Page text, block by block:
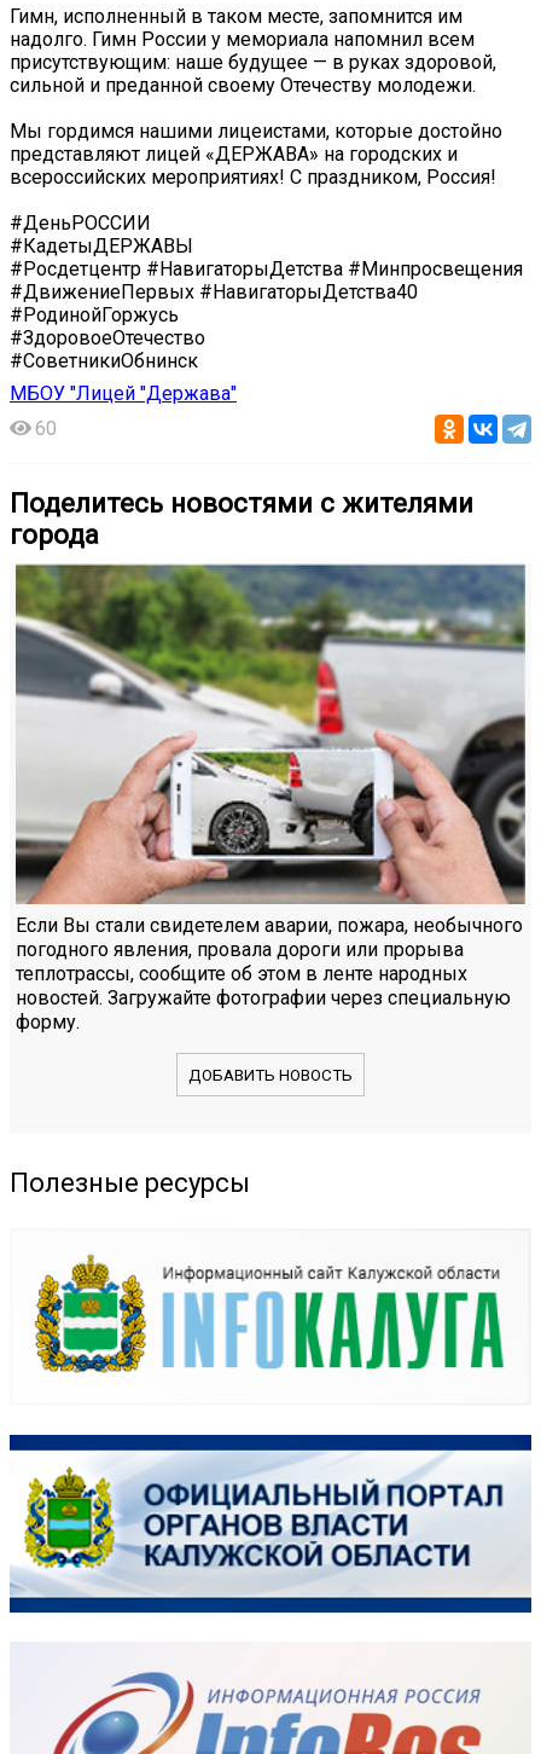
Гимн, исполненный в таком месте, запомнится им
надолго. Гимн России у мемориала напомнил всем
присутствующим: наше будущее — в руках здоровой,
сильной и преданной своему Отечеству молодежи.
Мы гордимся нашими лицеистами, которые достойно
представляют лицей «ДЕРЖАВА» на городских и
всероссийских мероприятиях! С праздником, Россия!
#ДеньРОССИИ
#КадетыДЕРЖАВЫ
#Росдетцентр #НавигаторыДетства #Минпросвещения
#ДвижениеПервых #НавигаторыДетства40
#РодинойГоржусь
#ЗдоровоеОтечество
#СоветникиОбнинск
МБОУ "Лицей "Держава"
60
Поделитесь новостями с жителями
города
Если Вы стали свидетелем аварии, пожара, необычного
погодного явления, провала дороги или прорыва
теплотрассы, сообщите об этом в ленте народных
новостей. Загружайте фотографии через специальную
форму.
ДОБАВИТЬ НОВОСТЬ
Полезные ресурсы